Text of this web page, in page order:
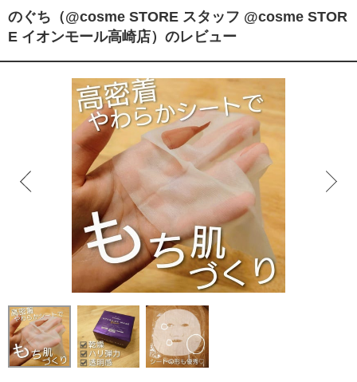
のぐち（@cosme STORE スタッフ @cosme STOR
E イオンモール高崎店）のレビュー